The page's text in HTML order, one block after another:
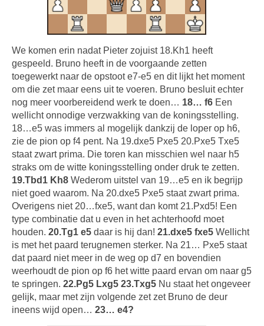
We komen erin nadat Pieter zojuist 18.Kh1 heeft
gespeeld. Bruno heeft in de voorgaande zetten
toegewerkt naar de opstoot e7-e5 en dit lijkt het moment
om die zet maar eens uit te voeren. Bruno besluit echter
nog meer voorbereidend werk te doen… 18… f6 Een
wellicht onnodige verzwakking van de koningsstelling.
18…e5 was immers al mogelijk dankzij de loper op h6,
zie de pion op f4 pent. Na 19.dxe5 Pxe5 20.Pxe5 Txe5
staat zwart prima. Die toren kan misschien wel naar h5
straks om de witte koningsstelling onder druk te zetten.
19.Tbd1 Kh8 Wederom uitstel van 19…e5 en ik begrijp
niet goed waarom. Na 20.dxe5 Pxe5 staat zwart prima.
Overigens niet 20…fxe5, want dan komt 21.Pxd5! Een
type combinatie dat u even in het achterhoofd moet
houden. 20.Tg1 e5 daar is hij dan! 21.dxe5 fxe5 Wellicht
is met het paard terugnemen sterker. Na 21… Pxe5 staat
dat paard niet meer in de weg op d7 en bovendien
weerhoudt de pion op f6 het witte paard ervan om naar g5
te springen. 22.Pg5 Lxg5 23.Txg5 Nu staat het ongeveer
gelijk, maar met zijn volgende zet zet Bruno de deur
ineens wijd open… 23… e4?